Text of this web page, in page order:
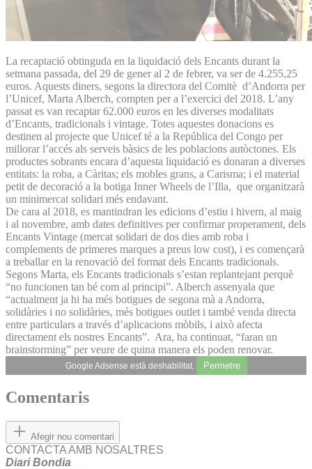
La recaptació obtinguda en la liquidació dels Encants durant la
setmana passada, del 29 de gener al 2 de febrer, va ser de 4.255,25
euros. Aquests diners, segons la directora del Comitè d’Andorra per
l’Unicef, Marta Alberch, compten per a l’exercici del 2018. L’any
passat es van recaptar 62.000 euros en les diverses modalitats
d’Encants, tradicionals i vintage. Totes aquestes donacions es
destinen al projecte que Unicef té a la República del Congo per
millorar l’accés als serveis bàsics de les poblacions autòctones. Els
productes sobrants encara d’aquesta liquidació es donaran a diverses
entitats: la roba, a Càritas; els mobles grans, a Carisma; i el material
petit de decoració a la botiga Inner Wheels de l’Illa, que organitzarà
un minimercat solidari més endavant.
De cara al 2018, es mantindran les edicions d’estiu i hivern, al maig
i al novembre, amb dates definitives per confirmar properament, dels
Encants Vintage (mercat solidari de dos dies amb roba i
complements de primeres marques a preus low cost), i es començarà
a treballar en la renovació del format dels Encants tradicionals.
Segons Marta, els Encants tradicionals s’estan replantejant perquè
“no funcionen tan bé com al principi”. Alberch assenyala que
“actualment ja hi ha més botigues de segona mà a Andorra,
solidàries i no solidàries, més botigues outlet i també venda directa
entre particulars a través d’aplicacions mòbils, i això afecta
directament els nostres Encants”. Ara, ha continuat, “faran un
brainstorming” per veure de quina manera els poden renovar.
Google Adsense està deshabilitat. Permetre
Comentaris
Afegir nou comentari
CONTACTA AMB NOSALTRES
Diari Bondia